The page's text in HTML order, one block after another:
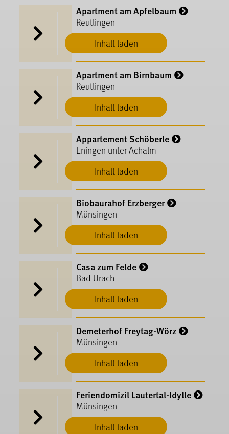
Inhalt laden
Apartment am Apfelbaum
Reutlingen
Inhalt laden
Apartment am Birnbaum
Reutlingen
Inhalt laden
Appartement Schöberle
Eningen unter Achalm
Inhalt laden
Biobaurahof Erzberger
Münsingen
Inhalt laden
Casa zum Felde
Bad Urach
Inhalt laden
Demeterhof Freytag-Wörz
Münsingen
Inhalt laden
Feriendomizil Lautertal-Idylle
Münsingen